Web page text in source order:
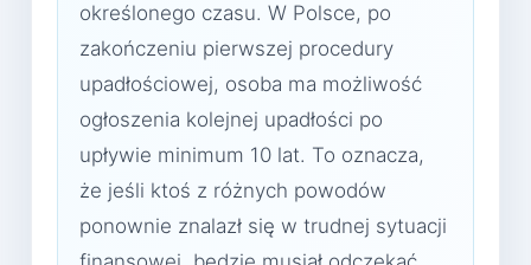
określonego czasu. W Polsce, po
zakończeniu pierwszej procedury
upadłościowej, osoba ma możliwość
ogłoszenia kolejnej upadłości po
upływie minimum 10 lat. To oznacza,
że jeśli ktoś z różnych powodów
ponownie znalazł się w trudnej sytuacji